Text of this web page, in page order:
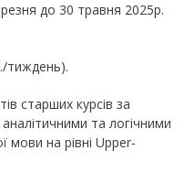
до 30 травня 2025р.
тиждень).
старших курсів за
та логічними
мови на рівні Upper-